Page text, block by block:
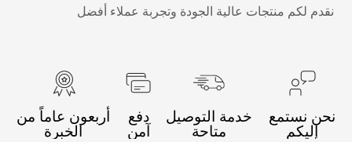
لكم منتجات عالية الجودة وتجربة عملاء أفضل
نستمع
إليكم
خدمة التوصيل
متاحة
دفع
آمن
أربعون عاماً من
الخبرة